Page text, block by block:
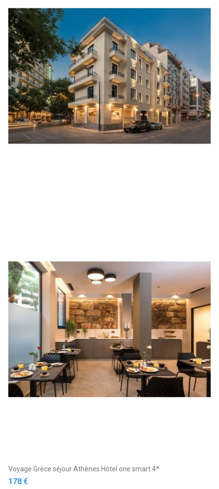
Voyage Grèce séjour Athènes Hôtel one smart 4*
Prix
178 €